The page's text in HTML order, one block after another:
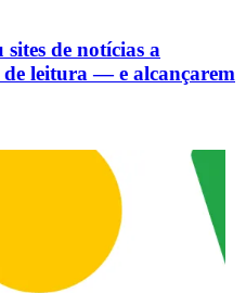
de notícias a
leitura — e alcançarem